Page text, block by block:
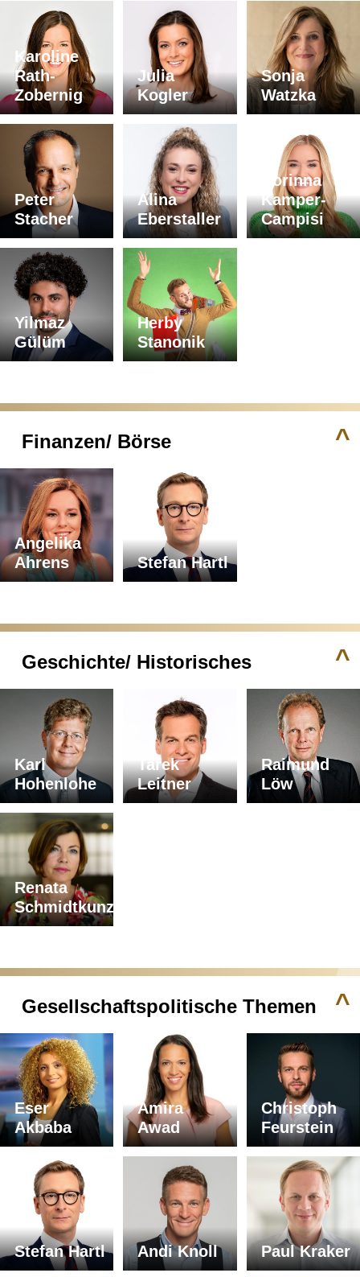
Karoline
Rath-
Zobernig
Julia
Kogler
Sonja
Watzka
Peter
Stacher
Alina
Eberstaller
Corinna
Kamper-
Campisi
Yilmaz
Gülüm
Herby
Stanonik
^
Finanzen/ Börse
Angelika
Ahrens
Stefan Hartl
^
Geschichte/ Historisches
Karl
Hohenlohe
Tarek
Leitner
Raimund
Löw
Renata
Schmidtkunz
^
Gesellschaftspolitische Themen
Eser
Akbaba
Amira
Awad
Christoph
Feurstein
Stefan Hartl Andi Knoll Paul Kraker